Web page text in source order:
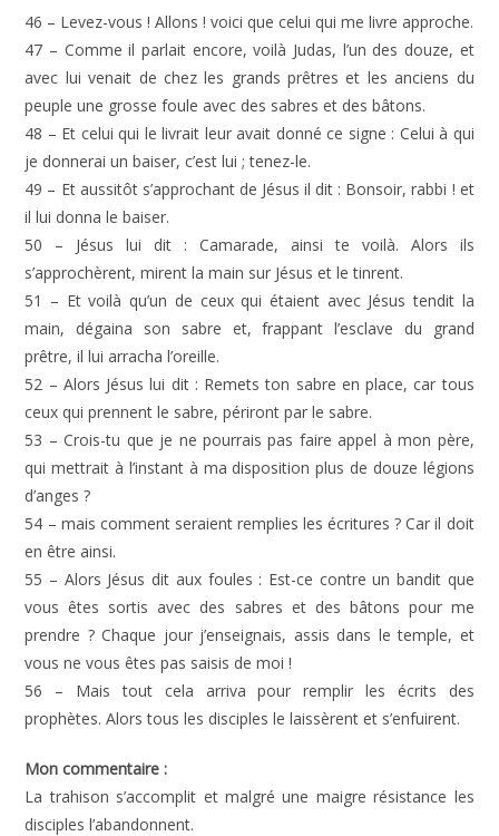
46 – Levez-vous ! Allons ! voici que celui qui me livre approche.
47 – Comme il parlait encore, voilà Judas, l’un des douze, et
avec lui venait de chez les grands prêtres et les anciens du
peuple une grosse foule avec des sabres et des bâtons.
48 – Et celui qui le livrait leur avait donné ce signe : Celui à qui
je donnerai un baiser, c’est lui ; tenez-le.
49 – Et aussitôt s’approchant de Jésus il dit : Bonsoir, rabbi ! et
il lui donna le baiser.
50 – Jésus lui dit : Camarade, ainsi te voilà. Alors ils
s’approchèrent, mirent la main sur Jésus et le tinrent.
51 – Et voilà qu’un de ceux qui étaient avec Jésus tendit la
main, dégaina son sabre et, frappant l’esclave du grand
prêtre, il lui arracha l’oreille.
52 – Alors Jésus lui dit : Remets ton sabre en place, car tous
ceux qui prennent le sabre, périront par le sabre.
53 – Crois-tu que je ne pourrais pas faire appel à mon père,
qui mettrait à l’instant à ma disposition plus de douze légions
d’anges ?
54 – mais comment seraient remplies les écritures ? Car il doit
en être ainsi.
55 – Alors Jésus dit aux foules : Est-ce contre un bandit que
vous êtes sortis avec des sabres et des bâtons pour me
prendre ? Chaque jour j’enseignais, assis dans le temple, et
vous ne vous êtes pas saisis de moi !
56 – Mais tout cela arriva pour remplir les écrits des
prophètes. Alors tous les disciples le laissèrent et s’enfuirent.
Mon commentaire :
La trahison s’accomplit et malgré une maigre résistance les
disciples l’abandonnent.